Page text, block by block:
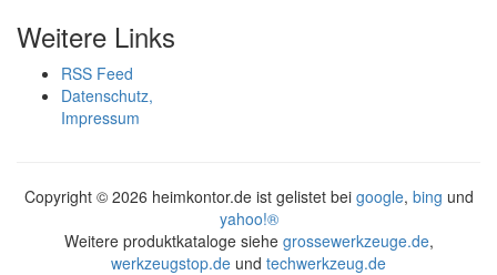
Weitere Links
RSS Feed
Datenschutz,
Impressum
Copyright © 2026 heimkontor.de ist gelistet bei google, bing und
yahoo!®
Weitere produktkataloge siehe grossewerkzeuge.de,
werkzeugstop.de und techwerkzeug.de